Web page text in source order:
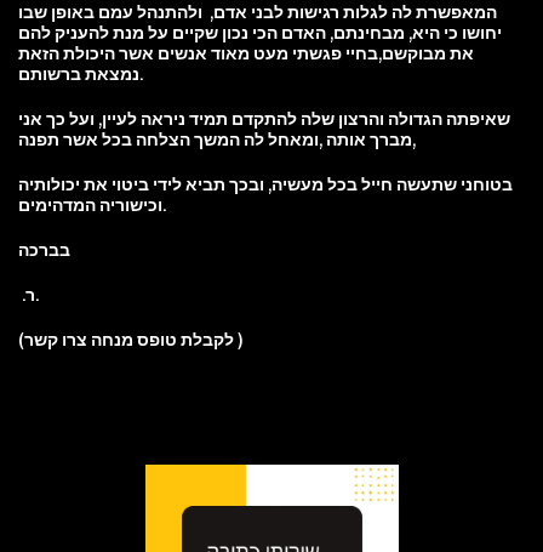
המאפשרת לה לגלות רגישות לבני אדם, ולהתנהל עמם באופן שבו
יחושו כי היא, מבחינתם, האדם הכי נכון שקיים על מנת להעניק להם
את מבוקשם,בחיי פגשתי מעט מאוד אנשים אשר היכולת הזאת
נמצאת ברשותם.
שאיפתה הגדולה והרצון שלה להתקדם תמיד ניראה לעיין, ועל כך אני
מברך אותה ,ומאחל לה המשך הצלחה בכל אשר תפנה,
בטוחני שתעשה חייל בכל מעשיה, ובכך תביא לידי ביטוי את יכולותיה
וכישוריה המדהימים.
בברכה
.ר.
(לקבלת טופס מנחה צרו קשר )